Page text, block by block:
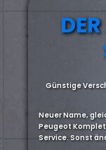
Günstige
Neuer Name,
Peugeot
Service. Sonst